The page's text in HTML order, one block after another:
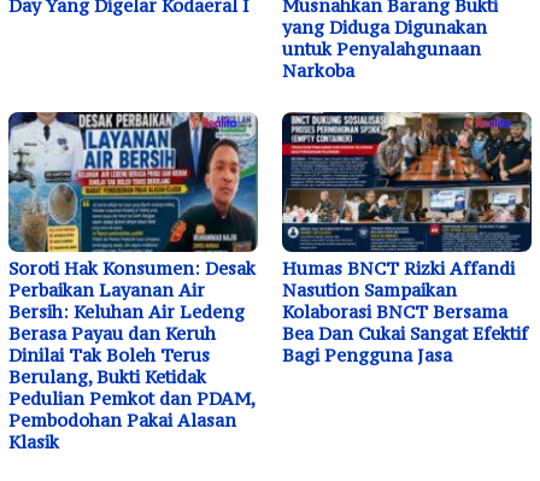
Day Yang Digelar Kodaeral I
Musnahkan Barang Bukti
yang Diduga Digunakan
untuk Penyalahgunaan
Narkoba
Soroti Hak Konsumen: Desak
Perbaikan Layanan Air
Bersih: Keluhan Air Ledeng
Berasa Payau dan Keruh
Dinilai Tak Boleh Terus
Berulang, Bukti Ketidak
Pedulian Pemkot dan PDAM,
Pembodohan Pakai Alasan
Klasik
Humas BNCT Rizki Affandi
Nasution Sampaikan
Kolaborasi BNCT Bersama
Bea Dan Cukai Sangat Efektif
Bagi Pengguna Jasa